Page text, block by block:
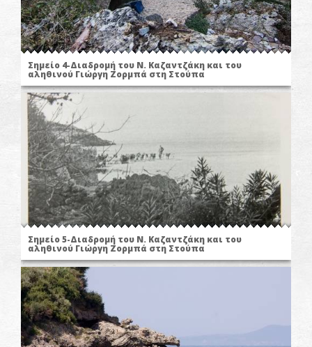
Σημείο 4-Διαδρομή του Ν. Καζαντζάκη και του
αληθινού Γιώργη Ζορμπά στη Στούπα
Σημείο 5-Διαδρομή του Ν. Καζαντζάκη και του
αληθινού Γιώργη Ζορμπά στη Στούπα